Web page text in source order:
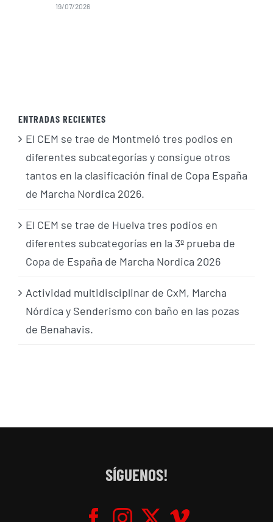
19/07/2026
ENTRADAS RECIENTES
El CEM se trae de Montmeló tres podios en
diferentes subcategorías y consigue otros
tantos en la clasificación final de Copa España
de Marcha Nordica 2026.
El CEM se trae de Huelva tres podios en
diferentes subcategorías en la 3º prueba de
Copa de España de Marcha Nordica 2026
Actividad multidisciplinar de CxM, Marcha
Nórdica y Senderismo con baño en las pozas
de Benahavis.
SÍGUENOS!